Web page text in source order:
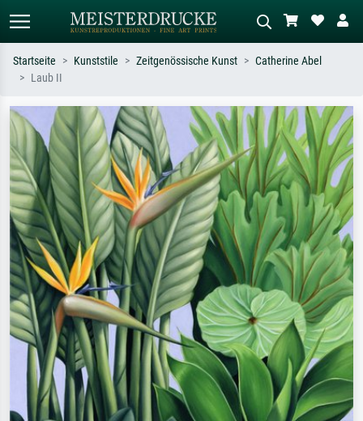
Suchen Sie nach Künstlern, Werktiteln
oder Stilen – z.B. Monet,
Sternennacht, Impressionismus, Welle
Hokusai, Akt.
Beschreiben Sie die Szene – z.B. Grüne
Wiese, Abstrakt mit viel Rot, Dunkles
Ölgemälde, Stehender Akt neben einem
Baum.
Startseite Kunststile Zeitgenössische Kunst
Catherine Abel
Laub II